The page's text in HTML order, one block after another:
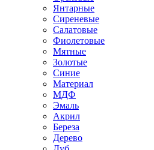
Янтарные
Сиреневые
Салатовые
Фиолетовые
Мятные
Золотые
Синие
Материал
МДФ
Эмаль
Акрил
Береза
Дерево